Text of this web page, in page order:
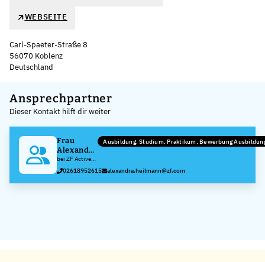
WEBSEITE
Carl-Spaeter-Straße 8
56070 Koblenz
Deutschland
+
−
Ansprechpartner
Dieser Kontakt hilft dir weiter
Frau
Alexandra
Heilmann
bei ZF Active
Safety GmbH
Ausbildung, Studium, Praktikum, Bewerbung
02618952615 alexandra.heilmann@zf.com